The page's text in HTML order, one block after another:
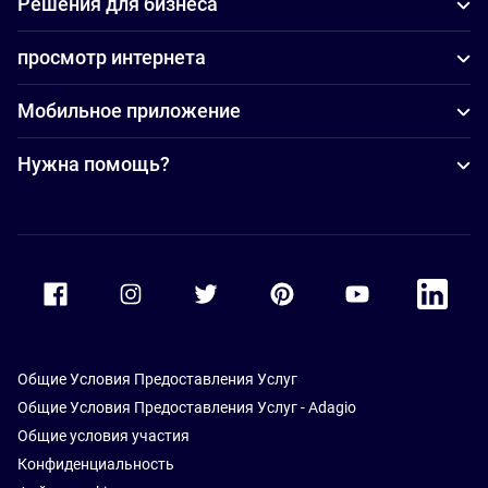
просмотр интернета
Мобильное приложение
Нужна помощь?
Accor Youtube
Accor
Общие Условия Предоставления Услуг
Общие Условия Предоставления Услуг - Adagio
Общие условия участия
Конфиденциальность